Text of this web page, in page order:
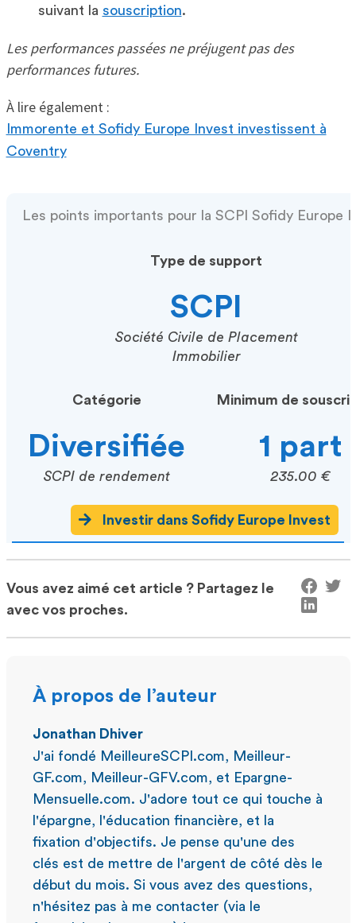
suivant la souscription.
Les performances passées ne préjugent pas des
performances futures.
À lire également :
Immorente et Sofidy Europe Invest investissent à
Coventry
Les points importants pour la SCPI Sofidy Europe
Type de support
SCPI
Société Civile de Placement
Immobilier
Catégorie
Diversifiée
SCPI de rendement
Minimum de
1 part
235.00 €
Investir dans Sofidy Europe Invest
Vous avez aimé cet article ? Partagez le
avec vos proches.
À propos de l’auteur
Jonathan Dhiver
J'ai fondé MeilleureSCPI.com, Meilleur-
GF.com, Meilleur-GFV.com, et Epargne-
Mensuelle.com. J'adore tout ce qui touche à
l'épargne, l'éducation financière, et la
fixation d'objectifs. Je pense qu'une des
clés est de mettre de l'argent de côté dès le
début du mois. Si vous avez des questions,
n'hésitez pas à me contacter (via le